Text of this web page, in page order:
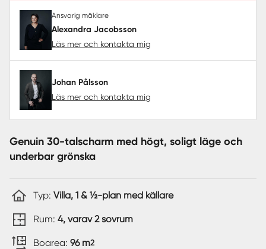
Ansvarig mäklare
Alexandra Jacobsson
Läs mer och kontakta mig
Johan Pålsson
Läs mer och kontakta mig
Genuin 30-talscharm med högt, soligt läge och
underbar grönska
Typ: Villa, 1 & ½-plan med källare
Rum: 4, varav 2 sovrum
Boarea: 96 m2